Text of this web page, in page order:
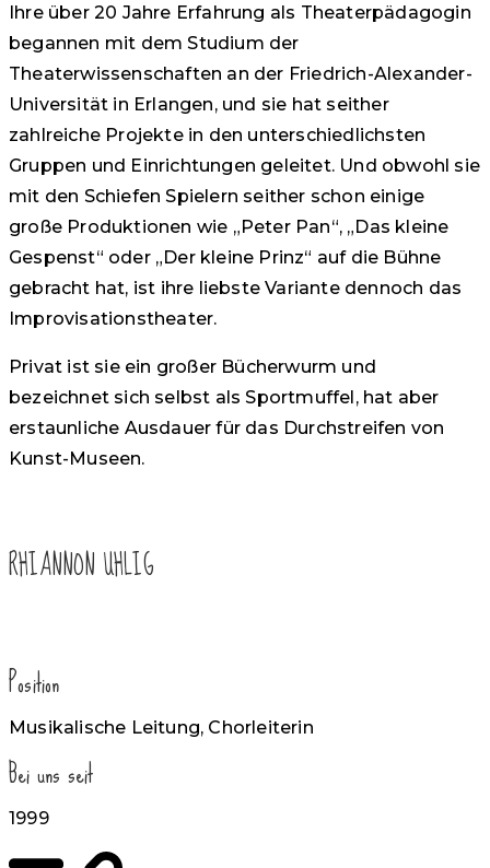
Ihre über 20 Jahre Erfahrung als Theaterpädagogin
begannen mit dem Studium der
Theaterwissenschaften an der Friedrich-Alexander-
Universität in Erlangen, und sie hat seither
zahlreiche Projekte in den unterschiedlichsten
Gruppen und Einrichtungen geleitet. Und obwohl sie
mit den Schiefen Spielern seither schon einige
große Produktionen wie „Peter Pan“, „Das kleine
Gespenst“ oder „Der kleine Prinz“ auf die Bühne
gebracht hat, ist ihre liebste Variante dennoch das
Improvisationstheater.
Privat ist sie ein großer Bücherwurm und
bezeichnet sich selbst als Sportmuffel, hat aber
erstaunliche Ausdauer für das Durchstreifen von
Kunst-Museen.
RHIANNON UHLIG
Position
Musikalische Leitung, Chorleiterin
Bei uns seit
1999